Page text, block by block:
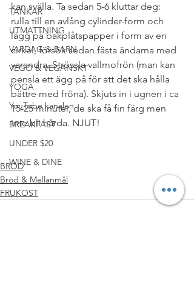
TANKAR
UTMATTNING
VARDAG & BARN
VEGO & VEGANSKT
YOGA
YouTube kanalen
BREAKFAST
UNDER $20
WINE & DINE
kan svälla. Ta sedan 5-6 kluttar deg:
rulla till en avlång cylinder-form och
lägg på bakplåtspapper i form av en
cirkel, försök sedan fästa ändarna med
varandra. Strössla vallmofrön (man kan
pensla ett ägg på för att det ska hålla
bättre med fröna). Skjuts in i ugnen i ca
15-25 minuter, de ska få fin färg men
inte bli hårda. NJUT!
#FRUKOST
BRÖD
Bröd & Mellanmål
FRUKOST